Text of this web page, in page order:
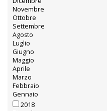
2020
Dicembre
Novembre
Ottobre
Settembre
Agosto
Luglio
Giugno
Maggio
Aprile
Marzo
Febbraio
Gennaio